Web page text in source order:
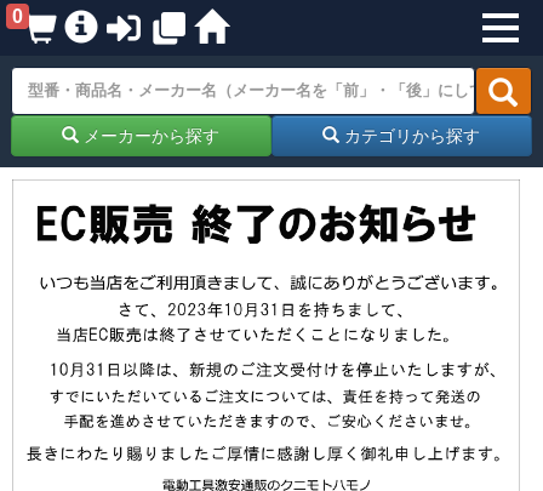
0
メーカーから探す カテゴリから探す